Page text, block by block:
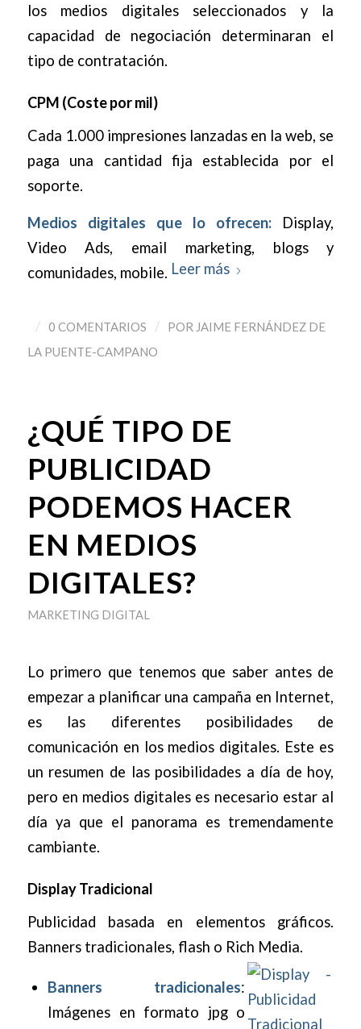
los medios digitales seleccionados y la
capacidad de negociación determinaran el
tipo de contratación.
CPM (Coste por mil)
Cada 1.000 impresiones lanzadas en la web, se
paga una cantidad fija establecida por el
soporte.
Medios digitales que lo ofrecen: Display,
Video Ads, email marketing, blogs y
comunidades, mobile. Leer más
/ 0 COMENTARIOS / POR JAIME FERNÁNDEZ DE
LA PUENTE-CAMPANO
¿QUÉ TIPO DE
PUBLICIDAD
PODEMOS HACER
EN MEDIOS
DIGITALES?
MARKETING DIGITAL
Lo primero que tenemos que saber antes de
empezar a planificar una campaña en Internet,
es las diferentes posibilidades de
comunicación en los medios digitales. Este es
un resumen de las posibilidades a día de hoy,
pero en medios digitales es necesario estar al
día ya que el panorama es tremendamente
cambiante.
Display Tradicional
Publicidad basada en elementos gráficos.
Banners tradicionales, flash o Rich Media.
Banners tradicionales:
Imágenes en formato jpg o